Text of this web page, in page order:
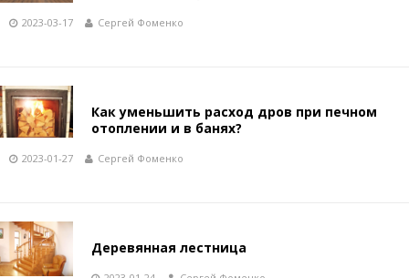
2023-03-17 Сергей Фоменко
Как уменьшить расход дров при печном
отоплении и в банях?
2023-01-27 Сергей Фоменко
Деревянная лестница